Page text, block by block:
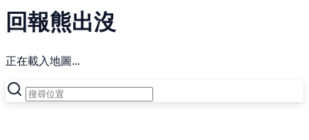
回報熊出沒
正在載入地圖...